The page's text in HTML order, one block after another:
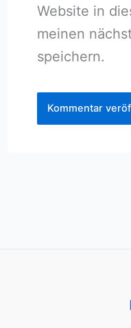
Website in
meinen
speichern.